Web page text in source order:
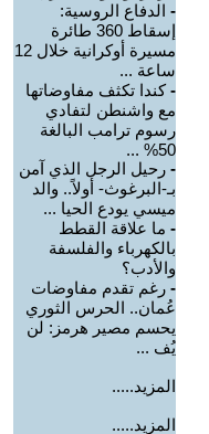
- الدفاع الروسية:
إسقاط 360 طائرة
مسيرة أوكرانية خلال 12
ساعة ...
-كندا تكثف مفاوضاتها
مع واشنطن لتفادي
رسوم ترامب البالغة
50% ...
- رحيل الرجل الذي آمن
بـ-البرغوث- أولاً.. والد
ميسي يودع الحيا ...
- ما علاقة القطط
بالكهرباء والفلسفة
والأدب؟
- رغم تقدم مفاوضات
عُمان.. الحرس الثوري
يحسم مصير هرمز: لن
يُف ...
المزيد.....
المزيد.....